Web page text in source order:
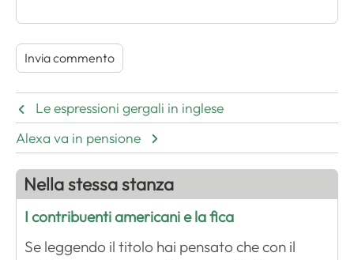
Le espressioni gergali in inglese
Alexa va in pensione
Nella stessa stanza
I contribuenti americani e la fica
Se leggendo il titolo hai pensato che con il